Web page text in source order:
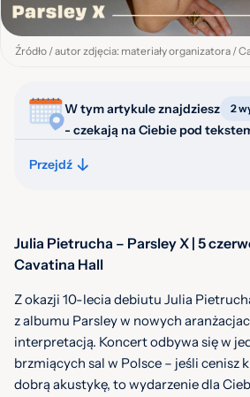
Źródło / autor zdjęcia: materiały organizatora /
W tym artykule znajdziesz 2
- czekają na Ciebie pod
Przejdź
Julia Pietrucha – Parsley X | 5
Cavatina Hall
Z okazji 10-lecia debiutu Julia
z albumu Parsley w nowych
interpretacją. Koncert odbywa się w
brzmiących sal w Polsce – jeśli cenisz
dobrą akustykę, to wydarzenie dla